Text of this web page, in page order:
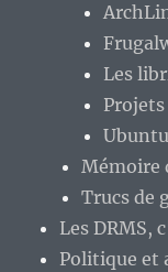
Les
Mémoire
Trucs de
Les DRMS,
Politique et